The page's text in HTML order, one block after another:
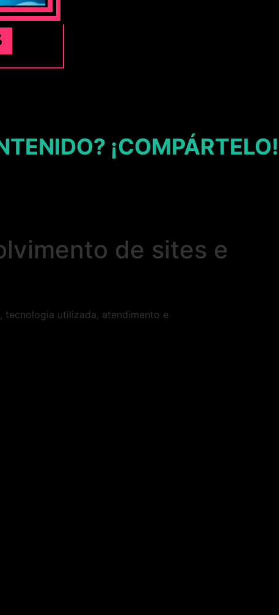
¡COMPÁRTELO!
de sites e
utilizada, atendimento e